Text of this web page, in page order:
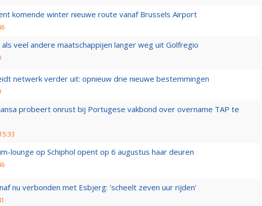
komende winter nieuwe route vanaf Brussels Airport
veel andere maatschappijen langer weg uit Golfregio
netwerk verder uit: opnieuw drie nieuwe bestemmingen
probeert onrust bij Portugese vakbond over overname TAP te
lounge op Schiphol opent op 6 augustus haar deuren
nu verbonden met Esbjerg: 'scheelt zeven uur rijden'